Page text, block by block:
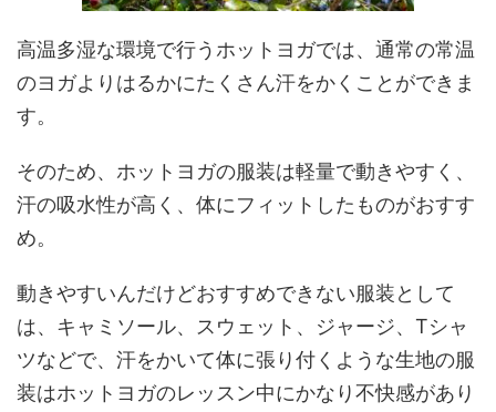
高温多湿な環境で行うホットヨガでは、通常の常温
のヨガよりはるかにたくさん汗をかくことができま
す。
そのため、ホットヨガの服装は軽量で動きやすく、
汗の吸水性が高く、体にフィットしたものがおすす
め。
動きやすいんだけどおすすめできない服装として
は、キャミソール、スウェット、ジャージ、Tシャ
ツなどで、汗をかいて体に張り付くような生地の服
装はホットヨガのレッスン中にかなり不快感があり